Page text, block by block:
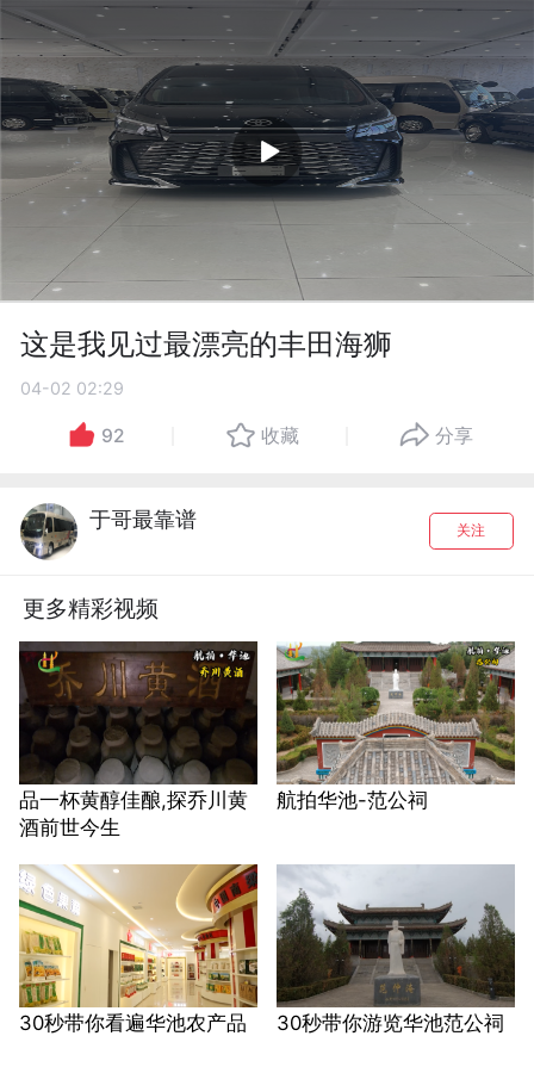
这是我见过最漂亮的丰田海狮
04-02 02:29
92 收藏 分享
于哥最靠谱 关注
更多精彩视频
品一杯黄醇佳酿,探乔川黄
酒前世今生
航拍华池-范公祠
30秒带你看遍华池农产品 30秒带你游览华池范公祠